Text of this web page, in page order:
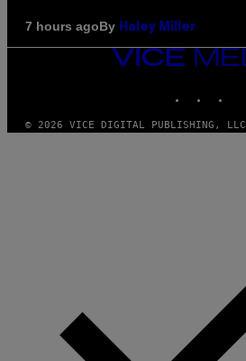
7 hours agoBy Haley Miller
VICE
MEDIA
© 2026 VICE DIGITAL PUBLISHING, LLC